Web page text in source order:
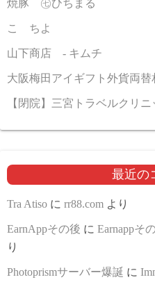
焼豚 ㊆ひちまる
こゝちよ
山下商店 - キムチ
大阪梅田アイギフト外貨両替
【閉院】三宮トラベルクリニ
最近の
Tra Atiso に rr88.com より
EarnAppその後 に Earnappそ
り
Photoprismサーバー爆誕 に